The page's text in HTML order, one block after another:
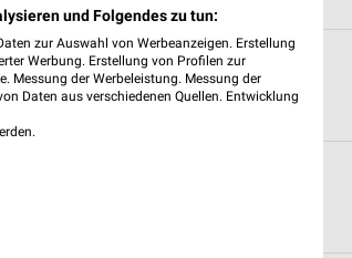
und Folgendes zu tun:
zur Auswahl von Werbeanzeigen. Erstellung
Werbung. Erstellung von Profilen zur
Messung der Werbeleistung. Messung der
Daten aus verschiedenen Quellen. Entwicklung